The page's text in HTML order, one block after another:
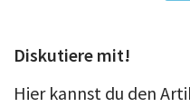
Diskutiere mit!
Hier kannst du den